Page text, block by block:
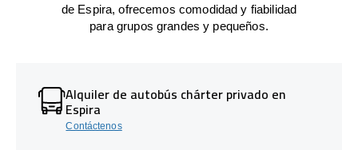
de Espira, ofrecemos comodidad y fiabilidad
para grupos grandes y pequeños.
Alquiler de autobús chárter privado en
Espira
Contáctenos